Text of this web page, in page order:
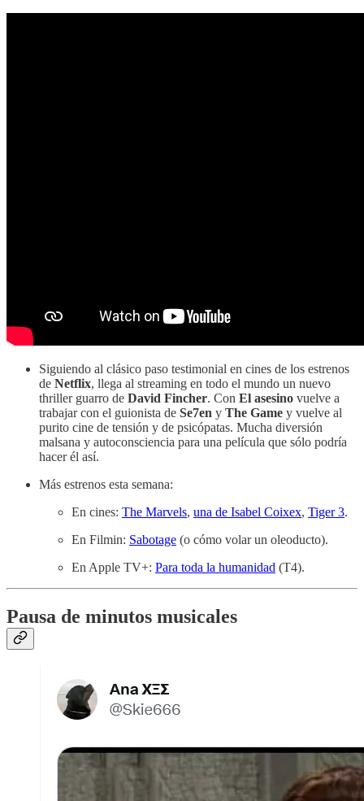
Siguiendo al clásico paso testimonial en cines de los estrenos
de Netflix, llega al streaming en todo el mundo un nuevo
thriller guarro de David Fincher. Con El asesino vuelve a
trabajar con el guionista de Se7en y The Game y vuelve al
purito cine de tensión y de psicópatas. Mucha diversión
malsana y autoconsciencia para una película que sólo podría
hacer él así.
Más estrenos esta semana:
En cines: The Marvels, una de Isabel Coixex, Tiger 3.
En Filmin: Sabotage (o cómo volar un oleoducto).
En Apple TV+: Para toda la humanidad (T4).
Pausa de minutos musicales